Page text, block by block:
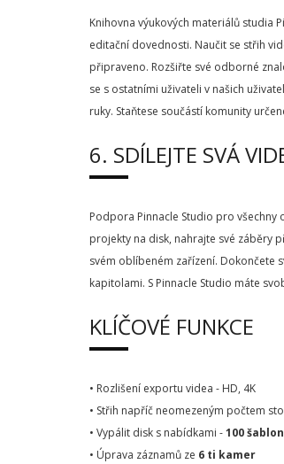
Knihovna výukových materiálů studia
editační dovednosti. Naučit se střih
připraveno. Rozšiřte své odborné
se s ostatními uživateli v našich
ruky. Staňtese součástí komunity
6. SDÍLEJTE SVÁ
Podpora Pinnacle Studio pro
projekty na disk, nahrajte své záběry
svém oblíbeném zařízení. Dokončete
kapitolami. S Pinnacle Studio máte
KLÍČOVÉ FUNKCE
• Rozlišení exportu videa - HD, 4K
• Střih napříč neomezeným počtem
• Vypálit disk s nabídkami -100 šablon
• Úprava záznamů ze 6 ti kamer